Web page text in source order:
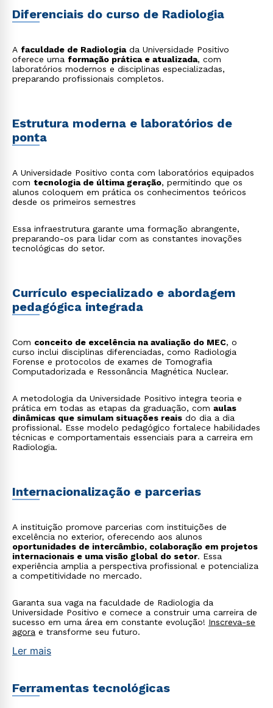
Ensino e pesquisa: atuação como docente ou
de radiações para pacientes e profissionais;
Radiologia forense: aplicação de técnicas de
imagem em investigações criminais e perícias;
Telemedicina e diagnóstico remoto: análise de
exames à distância, integrando tecnologia e saúde.
Diferenciais do curso de Radiologia
A faculdade de Radiologiada Universidade Positivo
oferece uma formação prática e atualizada, com
laboratórios modernos e disciplinas especializadas,
preparando profissionais completos.
Estrutura moderna e laboratórios de
ponta
A Universidade Positivo conta com laboratórios equipados
com tecnologia de última geração, permitindo que os
alunos coloquem em prática os conhecimentos teóricos
desde os primeiros semestres
Essa infraestrutura garante uma formação abrangente,
preparando-os para lidar com as constantes inovações
tecnológicas do setor.
Currículo especializado e abordagem
pedagógica integrada
Com conceito de excelência na avaliação do MEC, o
curso inclui disciplinas diferenciadas, como Radiologia
Forense e protocolos de exames de Tomografia
Computadorizada e Ressonância Magnética Nuclear.
A metodologia da Universidade Positivo integra teoria e
prática em todas as etapas da graduação, com aulas
dinâmicas que simulam situações reais do dia a dia
profissional. Esse modelo pedagógico fortalece habilidades
técnicas e comportamentais essenciais para a carreira em
Radiologia.
Internacionalização e parcerias
A instituição promove parcerias com instituições de
excelência no exterior, oferecendo aos alunos
oportunidades de intercâmbio, colaboração em projetos
internacionais e uma visão global do setor. Essa
experiência amplia a perspectiva profissional e potencializa
a competitividade no mercado.
Garanta sua vaga na faculdade de Radiologia da
Universidade Positivo e comece a construir uma carreira de
sucesso em uma área em constante evolução! Inscreva-se
agora e transforme seu futuro.
Ler mais
Ferramentas tecnológicas